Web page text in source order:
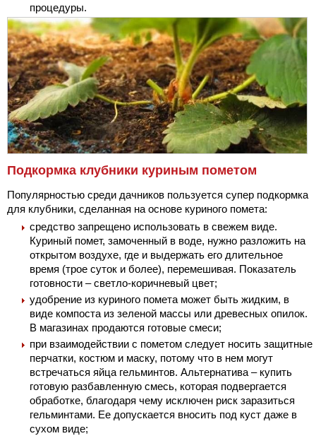
процедуры.
Подкормка клубники куриным пометом
Популярностью среди дачников пользуется супер подкормка
для клубники, сделанная на основе куриного помета:
средство запрещено использовать в свежем виде.
Куриный помет, замоченный в воде, нужно разложить на
открытом воздухе, где и выдержать его длительное
время (трое суток и более), перемешивая. Показатель
готовности – светло-коричневый цвет;
удобрение из куриного помета может быть жидким, в
виде компоста из зеленой массы или древесных опилок.
В магазинах продаются готовые смеси;
при взаимодействии с пометом следует носить защитные
перчатки, костюм и маску, потому что в нем могут
встречаться яйца гельминтов. Альтернатива – купить
готовую разбавленную смесь, которая подвергается
обработке, благодаря чему исключен риск заразиться
гельминтами. Ее допускается вносить под куст даже в
сухом виде;